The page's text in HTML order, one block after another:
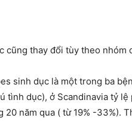
thay đổi tùy theo nhóm
sinh dục là một trong ba
tình dục), ở Scandinavia tỷ
năm qua ( từ 19% -33%).